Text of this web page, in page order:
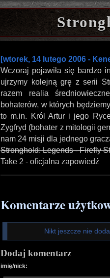
[wtorek, 14 lutego 2006 -
Wczoraj pojawiła się bardzo
ujrzymy kolejną grę z serii
razem realia
bohaterów, w których
to m.in. Król Artur i jego
Zygfryd (bohater z mitologii
nam 24 misji dla jednego
Stronghold: Legends - Firefly
Take 2 - oficjalna zapowiedź
Komentarze
Nikt jeszcze nie
Dodaj komentarz
imię/nick: